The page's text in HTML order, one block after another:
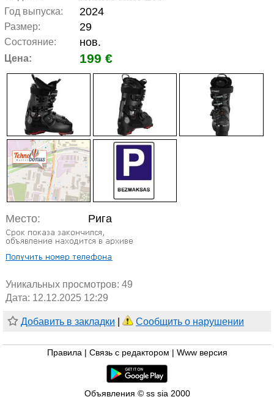
Год выпуска: 2024
Размер: 29
Состояние: нов.
Цена: 199 €
Место: Рига
Уникальных просмотров: 49
Дата: 12.12.2025 12:29
Добавить в закладки Сообщить о нарушении
Правила Связь с редактором Www версия
Объявления © ss sia 2000